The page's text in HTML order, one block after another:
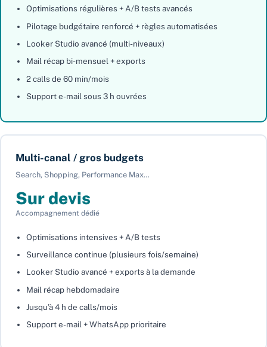
Optimisations régulières + A/B tests avancés
Pilotage budgétaire renforcé + règles automatisées
Looker Studio avancé (multi-niveaux)
Mail récap bi-mensuel + exports
2 calls de 60 min/mois
Support e-mail sous 3 h ouvrées
Multi-canal / gros budgets
Search, Shopping, Performance Max…
Sur devis
Accompagnement dédié
Optimisations intensives + A/B tests
Surveillance continue (plusieurs fois/semaine)
Looker Studio avancé + exports à la demande
Mail récap hebdomadaire
Jusqu’à 4 h de calls/mois
Support e-mail + WhatsApp prioritaire